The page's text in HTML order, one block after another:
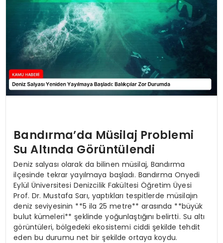
Bandırma’da Müsilaj Problemi
Su Altında Görüntülendi
Deniz salyası olarak da bilinen müsilaj, Bandırma
ilçesinde tekrar yayılmaya başladı. Bandırma Onyedi
Eylül Üniversitesi Denizcilik Fakültesi Öğretim Üyesi
Prof. Dr. Mustafa Sarı, yaptıkları tespitlerde müsilajın
deniz seviyesinin **5 ila 25 metre** arasında **büyük
bulut kümeleri** şeklinde yoğunlaştığını belirtti. Su altı
görüntüleri, bölgedeki ekosistemi ciddi şekilde tehdit
eden bu durumu net bir şekilde ortaya koydu.